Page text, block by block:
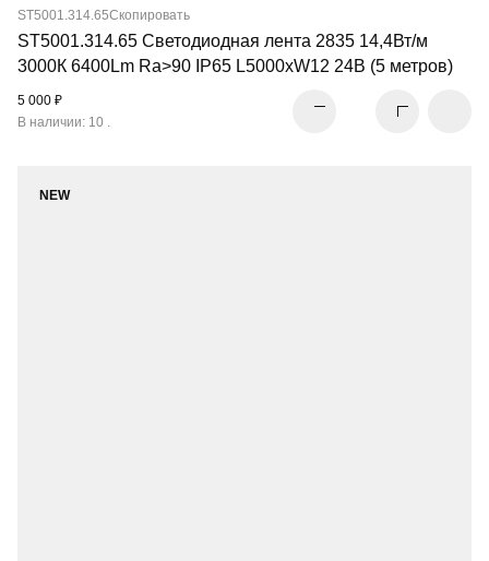
ST5001.314.65Скопировать
ST5001.314.65 Светодиодная лента 2835 14,4Вт/м
3000К 6400Lm Ra>90 IP65 L5000xW12 24В (5 метров)
5 000 ₽
В наличии: 10 .
NEW